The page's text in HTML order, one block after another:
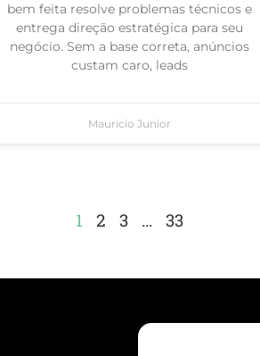
bem feita resolve problemas técnicos e
entrega direção estratégica para seu
negócio. Sem a base correta, anúncios
custam caro, leads
Mauricio Junior
1 2 3 … 33